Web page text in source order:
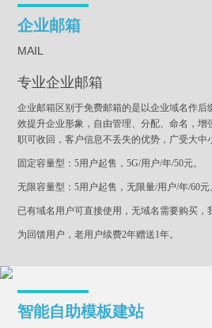
企业邮箱
MAIL
专业企业邮箱
企业邮箱区别于免费邮箱的是以企业域名作后
效提升企业形象，自由管理、分配、命名，增
职可收回，客户信息不丢失的优势，广受大中
固定容量型：5用户起售，5G/用户/年/50元。
无限容量型：5用户起售，无限量/用户/年/60元
已有域名用户可直接使用，无域名需要购买，
为回馈用户，老用户续费2年赠送1年。
智能自助模板建站